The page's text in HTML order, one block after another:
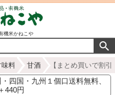
機米かねこや
料 甘酒 【まとめ買いで割
四国・九州１個口送料無料、
440円